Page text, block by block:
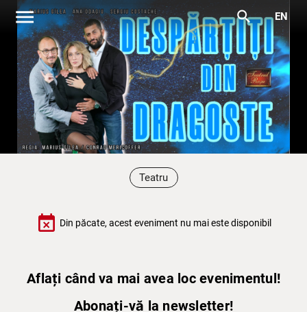
menu search EN
Teatru
event_busy Din păcate, acest eveniment nu mai este disponibil
Aflați când va mai avea loc evenimentul!
Abonați-vă la newsletter!